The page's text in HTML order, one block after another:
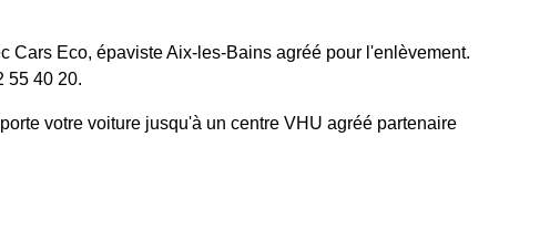
Cars Eco, épaviste Aix-les-Bains agréé pour l'enlèvement.
55 40 20.
votre voiture jusqu'à un centre VHU agréé partenaire